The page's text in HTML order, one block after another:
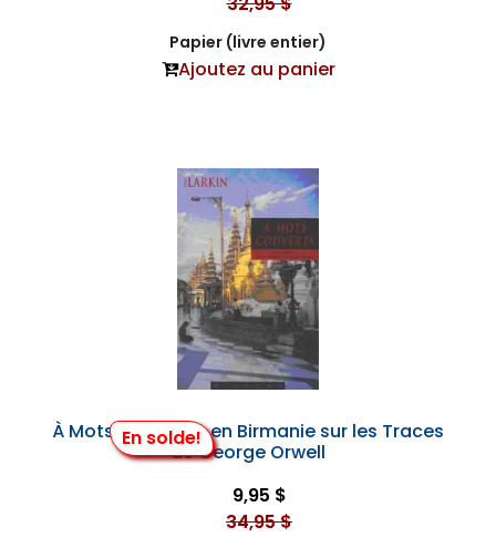
Papier (livre entier)
Ajoutez au panier
En solde!
À Mots Couverts: en Birmanie sur les Traces
de George Orwell
9,95 $
34,95 $